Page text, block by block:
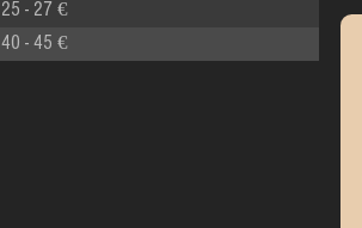
25 - 27 €
40 - 45 €